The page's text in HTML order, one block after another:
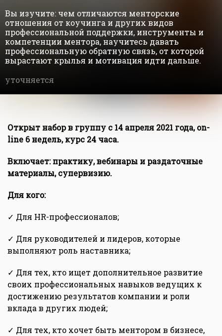
Вы изучите: чем отличаются менторские
отношения от коучинга и других видов
профессиональной поддержки, инструменты и
компетенции ментора, научитесь давать
профессиональную обратную связь, от которой
вырастают крылья и мотивация идти дальше.
уточняется
Открыт набор в группу с 14 апреля 2021 года, on-
line 6 недель, курс 24 часа.
Включает: практику, вебинары и раздаточные
материалы, супервизию.
Для кого:
✓ Для HR-профессионалов;
✓ Для руководителей и лидеров, которые
выполняют роль наставника;
✓ Для тех, кто ищет дополнительное развитие
своих профессиональных навыков ведущих к
достижению результатов компании и роли
вклада в других людей;
✓ Для тех, кто хочет быть ментором в бизнесе,